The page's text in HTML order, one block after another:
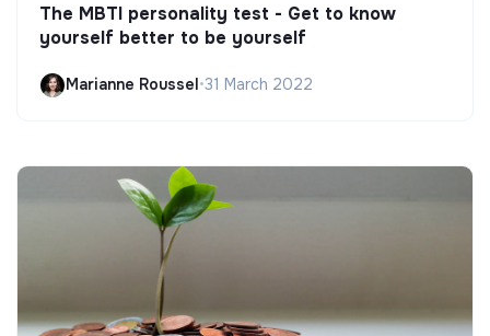
The MBTI personality test - Get to know
yourself better to be yourself
Marianne Roussel•31 March 2022